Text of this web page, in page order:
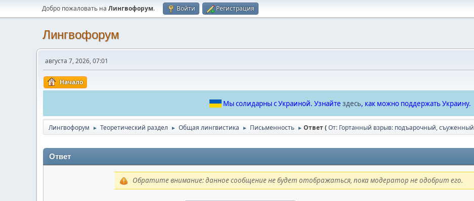
Добро пожаловать на Лингвофорум. Войти Регистрация
Лингвофорум
августа 7, 2026, 07:01
Начало
Мы солидарны с Украиной. Узнайте здесь, как можно поддержать Украину.
Лингвофорум ► Теоретический раздел ► Общая лингвистика ► Письменность ► Ответ (От: Гортанный взрыв: подъарочный, съуженный
Ответ
Обратите внимание: данное сообщение не будет отображаться, пока модератор не одобрит его.